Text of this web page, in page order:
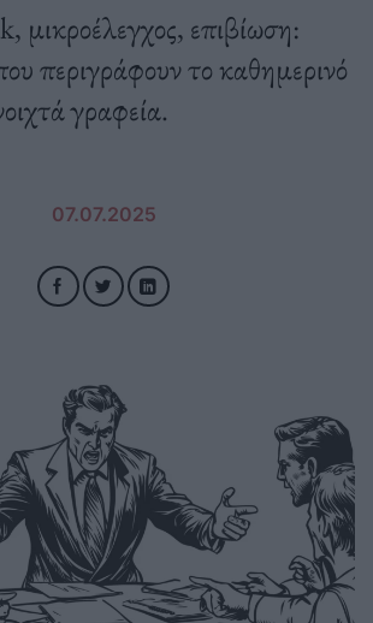
επιβίωση:
περιγράφουν το καθημερινό
γραφεία.
07.07.2025